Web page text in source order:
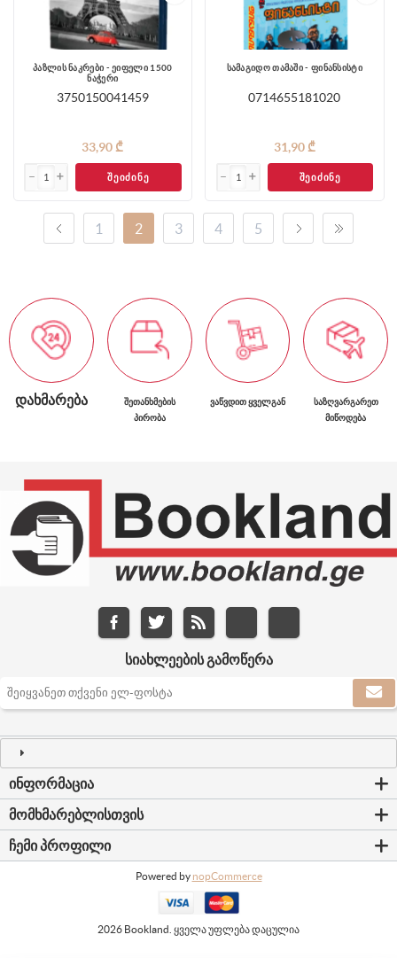
პაზლის ნაკრები - ეიფელი 1500
ნაჭერი
3750150041459
33,90 ₾
ᲨᲔᲘᲫᲘᲜᲔ
სამაგიდო თამაში - ფინანსისტი
0714655181020
31,90 ₾
ᲨᲔᲘᲫᲘᲜᲔ
1 2 3 4 5
ᲓᲐᲮᲛᲐᲠᲔᲑᲐ
ᲨᲔᲗᲐᲜᲮᲛᲔᲑᲘᲡ
ᲞᲘᲠᲝᲑᲐ
ᲕᲐᲬᲕᲓᲘᲗ ᲧᲕᲔᲚᲒᲐᲜ
ᲡᲐᲖᲦᲕᲐᲠᲒᲐᲠᲔᲗ
ᲛᲘᲬᲝᲓᲔᲑᲐ
ᲡᲘᲐᲮᲚᲔᲔᲑᲘᲡ ᲒᲐᲛᲝᲬᲔᲠᲐ
ᲘᲜᲤᲝᲠᲛᲐᲪᲘᲐ
ᲛᲝᲛᲮᲛᲐᲠᲔᲑᲚᲘᲡᲗᲕᲘᲡ
ᲩᲔᲛᲘ ᲞᲠᲝᲤᲘᲚᲘ
Powered by nopCommerce
2026 Bookland. ყველა უფლება დაცულია